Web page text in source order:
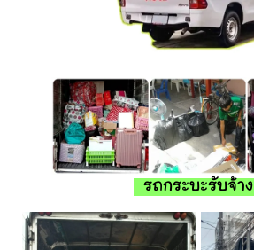
รถกระบะรับจ้าง